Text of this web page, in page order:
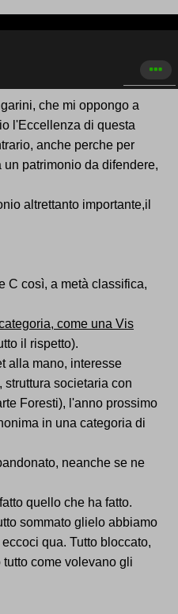
che mi oppongo a
l'Eccellenza di questa
anche perche per
patrimonio da difendere,
altrettanto importante,il
C così, a metà classifica,
come una Vis
il rispetto).
alla mano, interesse
societaria con
Foresti), l'anno prossimo
in una categoria di
neanche se ne
quello che ha fatto.
sommato glielo abbiamo
qua. Tutto bloccato,
come volevano gli